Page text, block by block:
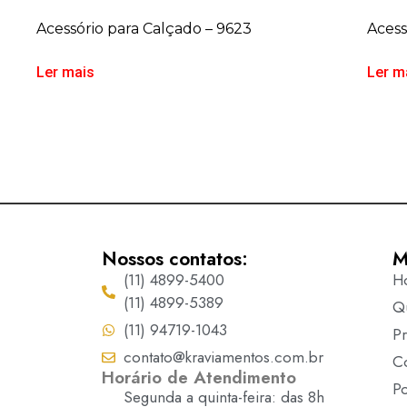
Acessório para Calçado – 9623
Ler mais Ler
Nossos contatos:
(11) 4899-5400
(11) 4899-5389
(11) 94719-1043
contato@kraviamentos.com.br
Horário de Atendimento
Segunda a quinta-feira: das 8h